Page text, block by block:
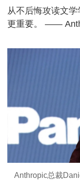
从不后悔攻读文
更重要。 ——
Anthropic总裁